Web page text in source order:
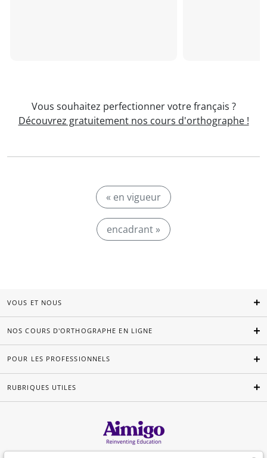
Vous souhaitez perfectionner votre français ?
Découvrez gratuitement nos cours d'orthographe !
« en vigueur
encadrant »
VOUS ET NOUS
NOS COURS D'ORTHOGRAPHE EN LIGNE
POUR LES PROFESSIONNELS
RUBRIQUES UTILES